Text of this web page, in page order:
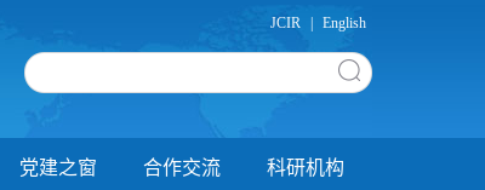
JCIR English
党建之窗 合作交流 科研机构